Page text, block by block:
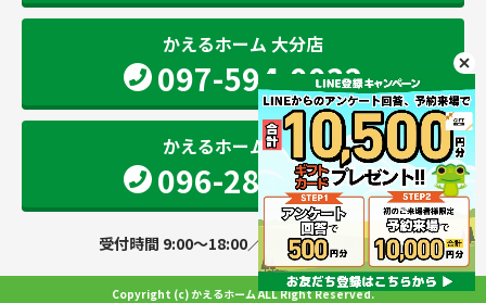
かえるホーム 大分店
097-594-0032
かえるホーム 熊本店
096-283-2207
受付時間 9:00～18:00／定休日 火・水曜日
Copyright (c) かえるホーム ALL Right Reserved.